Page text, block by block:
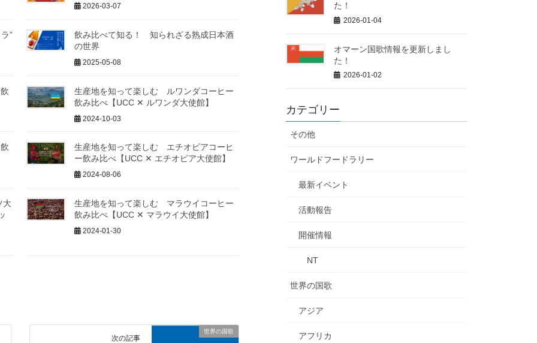
2026-03-07
”
飲み比べて知る！ 知られざる熟成日本酒
の世界
2025-05-08
生産地を知って楽しむ ルワンダコーヒー
飲み比べ【UCC ✕ ルワンダ大使館】
2024-10-03
生産地を知って楽しむ エチオピアコーヒ
ー飲み比べ【UCC ✕ エチオピア大使館】
2024-08-06
大
生産地を知って楽しむ マラウイコーヒー
飲み比べ【UCC ✕ マラウイ大使館】
2024-01-30
世界の国歌
次の記事
た！
2026-01-04
オマーン国歌情報を更新しまし
た！
2026-01-02
カテゴリー
その他
ワールドフードラリー
最新イベント
活動報告
開催情報
NT
世界の国歌
アジア
アフリカ